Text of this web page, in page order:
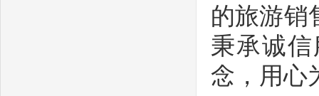
的旅游销
秉承诚
念，用心